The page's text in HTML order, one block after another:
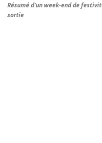
Résumé d’un week-end de
sortie